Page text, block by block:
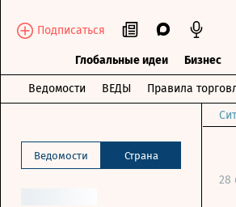
Подписаться
Глобальные идеи Бизнес
Ведомости ВЕДЫ Правила
Ведомости Страна
28